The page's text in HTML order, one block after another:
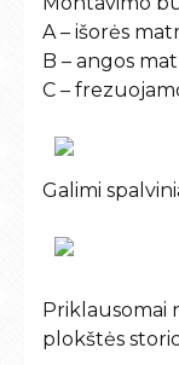
A – išorės
B – angos
C –
Galimi
Priklausomai
plokštės